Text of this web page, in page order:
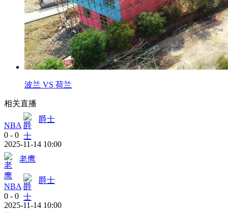
波兰 VS 荷兰
相关直播
NBA
爵士
0 - 0
2025-11-14 10:00
老鹰
NBA
爵士
0 - 0
2025-11-14 10:00